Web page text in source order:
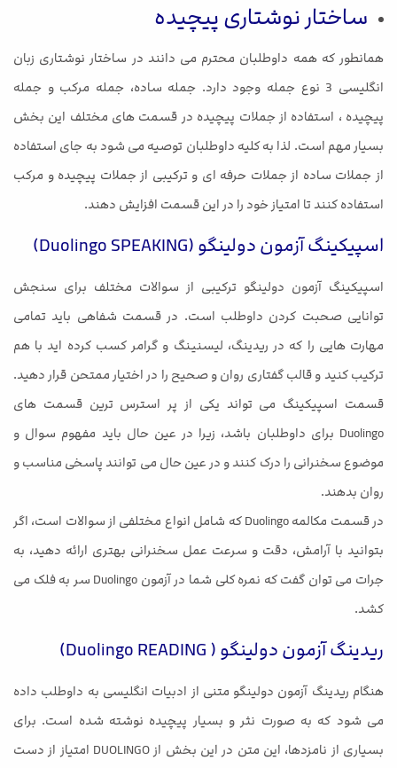
ساختار نوشتاری پیچیده
همانطور که همه داوطلبان محترم می دانند در ساختار نوشتاری زبان
انگلیسی 3 نوع جمله وجود دارد. جمله ساده، جمله مرکب و جمله
پیچیده ، استفاده از جملات پیچیده در قسمت های مختلف این بخش
بسیار مهم است. لذا به کلیه داوطلبان توصیه می شود به جای استفاده
از جملات ساده از جملات حرفه ای و ترکیبی از جملات پیچیده و مرکب
استفاده کنند تا امتیاز خود را در این قسمت افزایش دهند.
اسپیکینگ آزمون دولینگو (Duolingo SPEAKING)
اسپیکینگ آزمون دولینگو ترکیبی از سوالات مختلف برای سنجش
توانایی صحبت کردن داوطلب است. در قسمت شفاهی باید تمامی
مهارت هایی را که در ریدینگ، لیسنینگ و گرامر کسب کرده اید با هم
ترکیب کنید و قالب گفتاری روان و صحیح را در اختیار ممتحن قرار دهید.
قسمت اسپیکینگ می تواند یکی از پر استرس ترین قسمت های
Duolingo برای داوطلبان باشد، زیرا در عین حال باید مفهوم سوال و
موضوع سخنرانی را درک کنند و در عین حال می توانند پاسخی مناسب و
روان بدهند.
در قسمت مکالمه Duolingo که شامل انواع مختلفی از سوالات است، اگر
بتوانید با آرامش، دقت و سرعت عمل سخنرانی بهتری ارائه دهید، به
جرات می توان گفت که نمره کلی شما در آزمون Duolingo سر به فلک می
کشد.
ریدینگ آزمون دولینگو ( Duolingo READING)
هنگام ریدینگ آزمون دولینگو متنی از ادبیات انگلیسی به داوطلب داده
می شود که به صورت نثر و بسیار پیچیده نوشته شده است. برای
بسیاری از نامزدها، این متن در این بخش از DUOLINGO امتیاز از دست